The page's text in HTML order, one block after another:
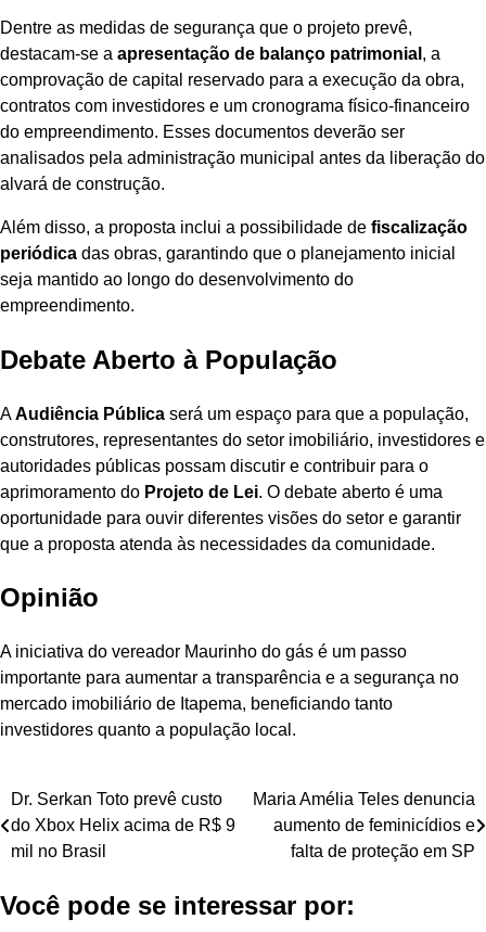
Dentre as medidas de segurança que o projeto prevê,
destacam-se a apresentação de balanço patrimonial , a
comprovação de capital reservado para a execução da obra,
contratos com investidores e um cronograma físico-financeiro
do empreendimento. Esses documentos deverão ser
analisados pela administração municipal antes da liberação do
alvará de construção.
Além disso, a proposta inclui a possibilidade de fiscalização
periódica das obras, garantindo que o planejamento inicial
seja mantido ao longo do desenvolvimento do
empreendimento.
Debate Aberto à População
AAudiência Pública será um espaço para que a população,
construtores, representantes do setor imobiliário, investidores e
autoridades públicas possam discutir e contribuir para o
aprimoramento do Projeto de Lei. O debate aberto é uma
oportunidade para ouvir diferentes visões do setor e garantir
que a proposta atenda às necessidades da comunidade.
Opinião
A iniciativa do vereador Maurinho do gás é um passo
importante para aumentar a transparência e a segurança no
mercado imobiliário de Itapema, beneficiando tanto
investidores quanto a população local.
Navegação
de
Dr. Serkan Toto prevê custo
do Xbox Helix acima de R$ 9
mil no Brasil
Maria Amélia Teles denuncia
aumento de feminicídios e
falta de proteção em SP
Você pode se interessar por: